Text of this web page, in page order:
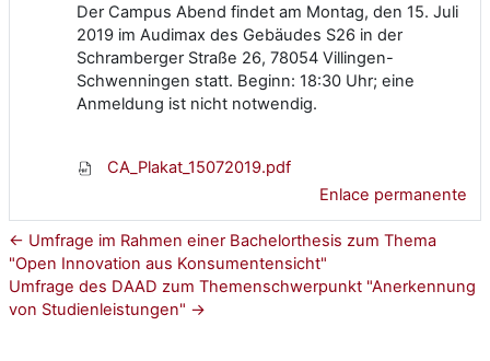
Der Campus Abend findet am Montag, den 15. Juli
2019 im Audimax des Gebäudes S26 in der
Schramberger Straße 26, 78054 Villingen-
Schwenningen statt. Beginn: 18:30 Uhr; eine
Anmeldung ist nicht notwendig.
CA_Plakat_15072019.pdf
Enlace permanente
← Umfrage im Rahmen einer Bachelorthesis zum Thema
"Open Innovation aus Konsumentensicht"
Umfrage des DAAD zum Themenschwerpunkt "Anerkennung
von Studienleistungen" →